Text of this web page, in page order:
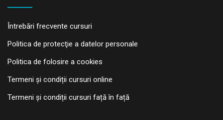
Întrebări frecvente cursuri
Politica de protecţie a datelor personale
Politica de folosire a cookies
Termeni și condiții cursuri online
Termeni și condiții cursuri față în față